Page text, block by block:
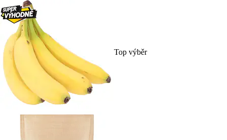
Top výběr